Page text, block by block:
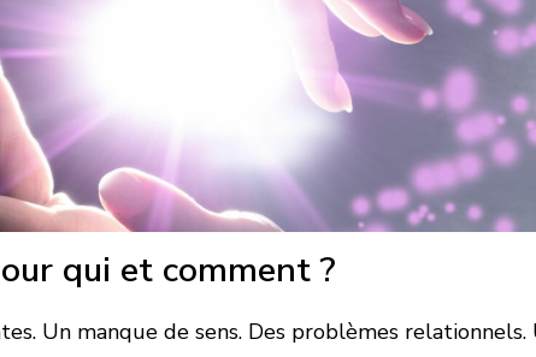
qui et comment ?
Un manque de sens. Des problèmes